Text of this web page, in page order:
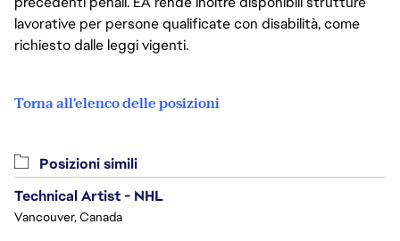
lavorative per persone qualificate con disabilità, come
richiesto dalle leggi vigenti.
Torna all'elenco delle posizioni
Posizioni simili
Technical Artist - NHL
Vancouver, Canada